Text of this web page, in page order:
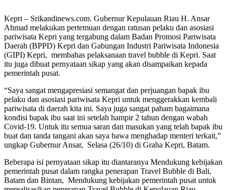
Kepri – Srikandinews.com. Gubernur Kepulauan Riau H. Ansar
Ahmad melakukan pertemuan dengan ratusan pelaku dan asosiasi
pariwisata Kepri yang tergabung dalam Badan Promosi Pariwisata
Daerah (BPPD) Kepri dan Gabungan Industri Pariwisata Indonesia
(GIPI) Kepri, membahas pelaksanaan travel bubble di Kepri. Saat
itu juga dibuat pernyataan sikap yang akan disampaikan kepada
pemerintah pusat.
“Saya sangat mengapresiasi semangat dan perjuangan bapak ibu
pelaku dan asosiasi pariwisata Kepri untuk menggerakkan kembali
pariwisata di daerah kita ini. Saya juga sangat paham bagaimana
kondisi bapak ibu saat ini setelah hampir 2 tahun dengan wabah
Covid-19. Untuk itu semua saran dan masukan yang telah bapak ibu
buat dan tanda tangani akan saya bawa menghadap menteri terkait,”
ungkap Gubernur Ansar, Selasa (26/10) di Graha Kepri, Batam.
Beberapa isi pernyataan sikap itu diantaranya Mendukung kebijakan
pemerintah pusat dalam rangka penerapan Travel Bubble di Bali,
Batam dan Bintan, Mendukung kebijakan pemerintah pusat untuk